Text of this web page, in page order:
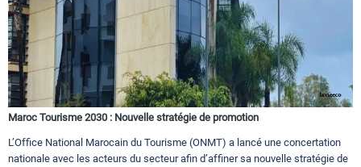
Maroc Tourisme 2030 : Nouvelle stratégie de promotion
L’Office National Marocain du Tourisme (ONMT) a lancé une concertation
nationale avec les acteurs du secteur afin d’affiner sa nouvelle stratégie de